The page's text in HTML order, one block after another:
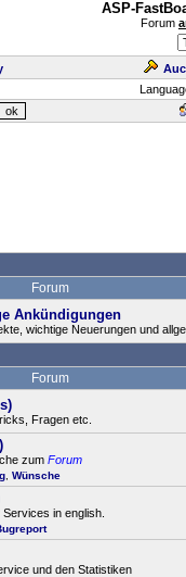
ASP-
Forum
Forum
Ankündigungen
wichtige Neuerungen und
Forum
Fragen etc.
zum Forum
, Wünsche
in english.
und den Statistiken